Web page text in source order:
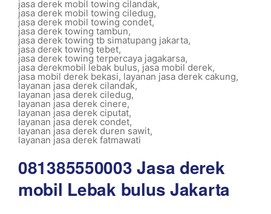
jasa derek mobil towing cilandak,
jasa derek mobil towing ciledug,
jasa derek mobil towing condet,
jasa derek towing tambun,
jasa derek towing tb simatupang jakarta,
jasa derek towing tebet,
jasa derek towing terpercaya jagakarsa,
jasa derekmobil lebak bulus, jasa mobil derek,
jasa mobil derek bekasi, layanan jasa derek cakung,
layanan jasa derek cilandak,
layanan jasa derek ciledug,
layanan jasa derek cinere,
layanan jasa derek ciputat,
layanan jasa derek condet,
layanan jasa derek duren sawit,
layanan jasa derek fatmawati
081385550003 Jasa derek
mobil Lebak bulus Jakarta